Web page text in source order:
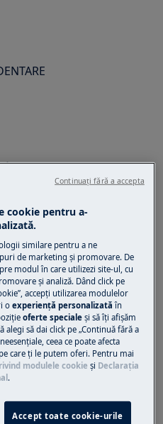
mutați aparatele.
mai sigur este să fie
de
mănuși de
de tăieturi provocate
A OCHILOR
cookie pentru a-
similare pentru a ne
de marketing și promovare. De
modul în care utilizezi site-ul, cu
și analiză. Dând click pe
accepţi utilizarea modulelor
oexperienţă personalizată în
oferte speciale și să îţi afișăm
alegi să dai click pe „Continuă fără a
ceea ce poate afecta
care ţi le putem oferi. Pentru mai
modulele cookie și Declaraţia
.
Accept toate cookie-urile
Continuați fără a accepta